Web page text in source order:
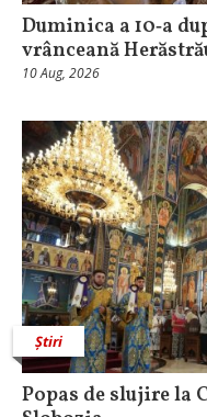
Duminica a 10‑a
vrânceană
10 Aug, 2026
Știri
Popas de slujire la